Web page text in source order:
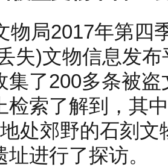
物局2017年第四
失)文物信息发
集了200多条被
检索了解到，其
处郊野的石刻
进行了探访。